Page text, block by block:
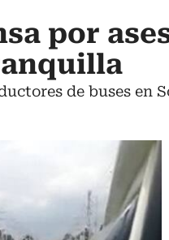
por
de buses en